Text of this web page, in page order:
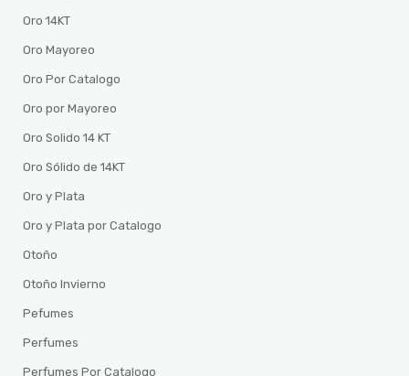
Oro 14KT
Oro Mayoreo
Oro Por Catalogo
Oro por Mayoreo
Oro Solido 14 KT
Oro Sólido de 14KT
Oro y Plata
Oro y Plata por Catalogo
Otoño
Otoño Invierno
Pefumes
Perfumes
Perfumes Por Catalogo